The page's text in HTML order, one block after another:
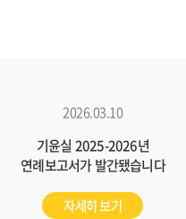
2026.03.10
기윤실 2025-2026년
연례보고서가 발간됐습니다
자세히 보기